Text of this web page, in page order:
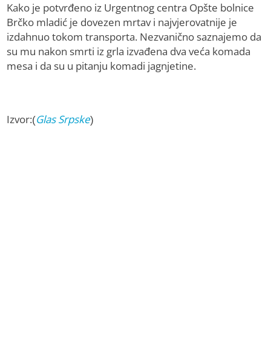
Kako je potvrđeno iz Urgentnog centra Opšte bolnice
Brčko mladić je dovezen mrtav i najvjerovatnije je
izdahnuo tokom transporta. Nezvanično saznajemo da
su mu nakon smrti iz grla izvađena dva veća komada
mesa i da su u pitanju komadi jagnjetine.
Izvor:(Glas Srpske)